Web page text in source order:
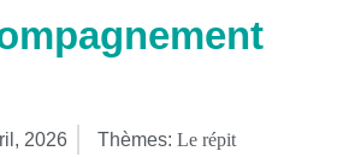
2026 Thèmes: Le répit